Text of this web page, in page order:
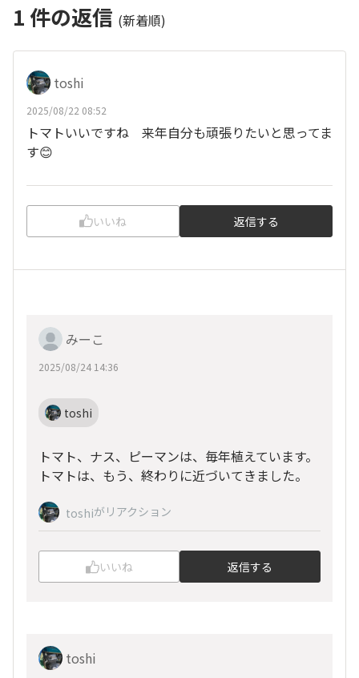
1 件の返信 (新着順)
toshi
2025/08/22 08:52
トマトいいですね 来年自分も頑張りたいと思ってま
す😊
いいね 返信する
みーこ
2025/08/24 14:36
toshi
トマト、ナス、ピーマンは、毎年植えています。
トマトは、もう、終わりに近づいてきました。
toshiがリアクション
いいね 返信する
toshi